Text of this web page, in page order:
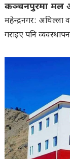
कञ्चनपुरमा मल
महेन्द्रनगर: अघिल्ला
गराइए पनि